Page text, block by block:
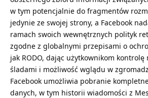
w tym potencjalnie do fragmentów
jedynie ze swojej strony, a Facebook
ramach swoich wewnętrznych polityk
zgodne z globalnymi przepisami o
jak RODO, dając użytkownikom
śladami i możliwość wglądu w
Facebook umożliwia pobranie
danych, w tym historii wiadomości z